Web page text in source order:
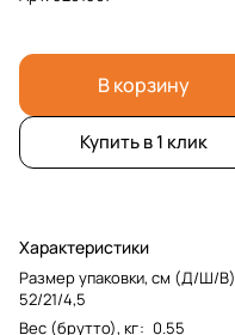
В корзину
Купить в 1 клик
Характеристики
Размер упаковки, см (Д/Ш/В)
52/21/4,5
Вес (брутто), кг: 0.55